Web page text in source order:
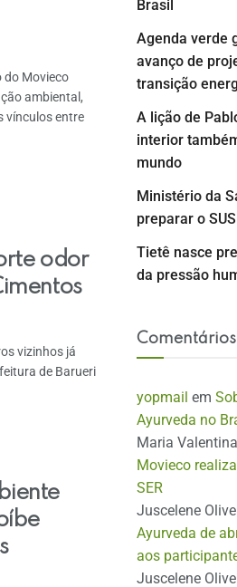
do Movieco
ambiental,
vínculos entre
odor
vizinhos já
de Barueri
Brasil
Agenda verde
avanço de
transição
A lição de
interior
mundo
Ministério da
preparar o
Tietê nasce
da pressão
Comentários
yopmail em
Ayurveda no
Maria
Movieco
SER
Juscelene
Ayurveda de
aos
Juscelene